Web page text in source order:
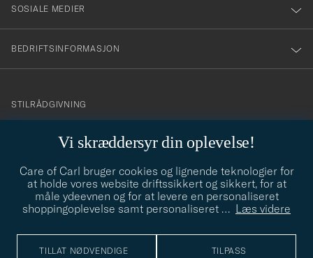
Vi skræddersyr din oplevelse!
Care of Carl bruger cookies og lignende teknologier for
at holde vores website driftssikkert og sikkert, for at
måle ydeevnen og for at levere en personaliseret
shoppingoplevelse samt personaliseret … Læs videre
TILLAT NØDVENDIGE TILPASS
SOSIALE MEDIER
BEDRIFTSINFORMASJON
info@careofcarl.no
STILRÅDGIVNING
STILRÅDGIVNING
© Care of Carl 2026